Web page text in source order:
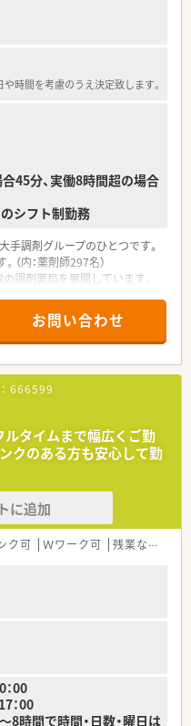
時間を考慮のうえ決定致します。
分、実働8時間超の場合
シフト制勤務
手調剤グループのひとつです。
（内：薬剤師297名）
調剤薬局を展開しています。
お問い合わせ
666599
ルタイムまで幅広くご勤
クのある方も安心して勤
に追加
ク可 Ｗワーク可 残業なし(ほぼなし含む)
00
00
8時間で時間・日数・曜日は